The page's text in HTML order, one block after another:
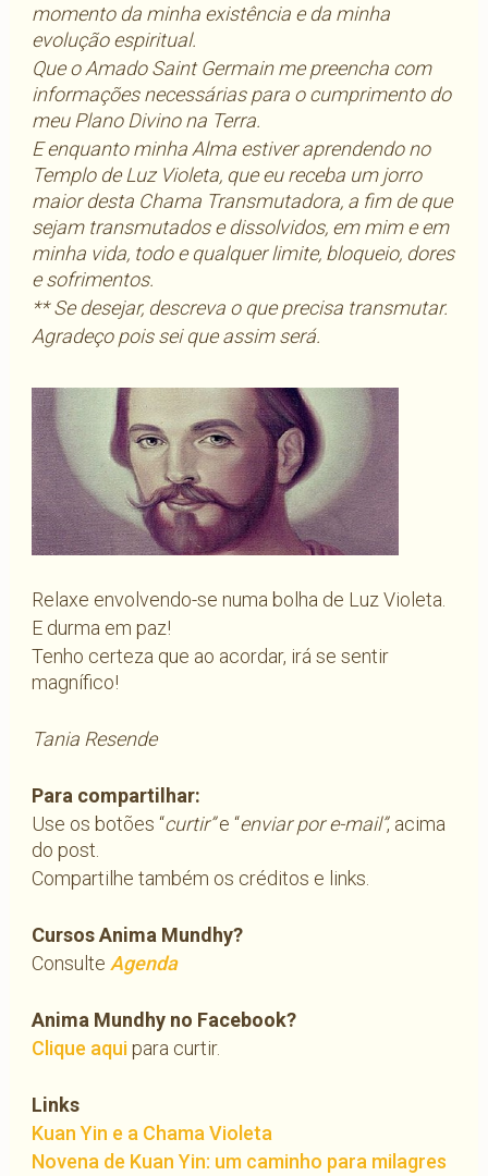
momento da minha existência e da minha
evolução espiritual.
Que o Amado Saint Germain me preencha com
informações necessárias para o cumprimento do
meu Plano Divino na Terra.
E enquanto minha Alma estiver aprendendo no
Templo de Luz Violeta, que eu receba um jorro
maior desta Chama Transmutadora, a fim de que
sejam transmutados e dissolvidos, em mim e em
minha vida, todo e qualquer limite, bloqueio, dores
e sofrimentos.
** Se desejar, descreva o que precisa transmutar.
Agradeço pois sei que assim será.
Relaxe envolvendo-se numa bolha de Luz Violeta.
E durma em paz!
Tenho certeza que ao acordar, irá se sentir
magnífico!
Tania Resende
Para compartilhar:
Use os botões “curtir”e “enviar por e-mail”, acima
do post.
Compartilhe também os créditos e links.
Cursos Anima Mundhy?
Consulte Agenda
Anima Mundhy no Facebook?
Clique aquipara curtir.
Links
Kuan Yin e a Chama Violeta
Novena de Kuan Yin: um caminho para milagres